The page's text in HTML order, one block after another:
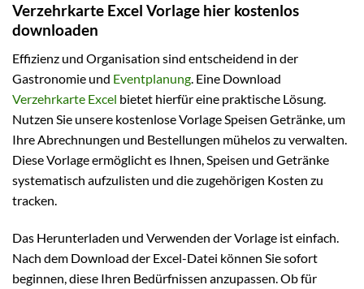
Verzehrkarte Excel Vorlage hier kostenlos
downloaden
Effizienz und Organisation sind entscheidend in der
Gastronomie und Eventplanung. Eine Download
Verzehrkarte Excel bietet hierfür eine praktische Lösung.
Nutzen Sie unsere kostenlose Vorlage Speisen Getränke, um
Ihre Abrechnungen und Bestellungen mühelos zu verwalten.
Diese Vorlage ermöglicht es Ihnen, Speisen und Getränke
systematisch aufzulisten und die zugehörigen Kosten zu
tracken.
Das Herunterladen und Verwenden der Vorlage ist einfach.
Nach dem Download der Excel-Datei können Sie sofort
beginnen, diese Ihren Bedürfnissen anzupassen. Ob für